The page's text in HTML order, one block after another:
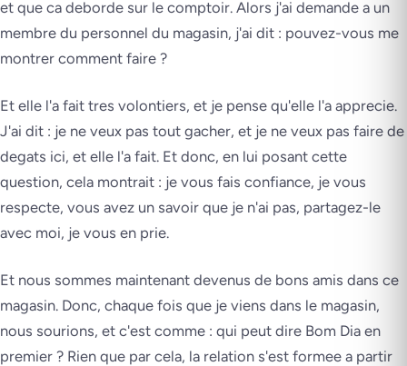
et que ca deborde sur le comptoir. Alors j'ai demande a un
membre du personnel du magasin, j'ai dit : pouvez-vous me
montrer comment faire ?
Et elle l'a fait tres volontiers, et je pense qu'elle l'a apprecie.
J'ai dit : je ne veux pas tout gacher, et je ne veux pas faire de
degats ici, et elle l'a fait. Et donc, en lui posant cette
question, cela montrait : je vous fais confiance, je vous
respecte, vous avez un savoir que je n'ai pas, partagez-le
avec moi, je vous en prie.
Et nous sommes maintenant devenus de bons amis dans ce
magasin. Donc, chaque fois que je viens dans le magasin,
nous sourions, et c'est comme : qui peut dire Bom Dia en
premier ? Rien que par cela, la relation s'est formee a partir